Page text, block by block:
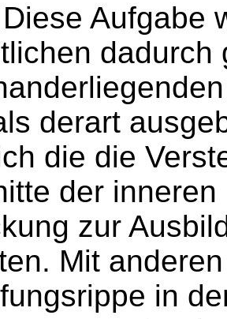
Diese Aufgabe
dadurch
derart
die die
der
zur
Mit
in